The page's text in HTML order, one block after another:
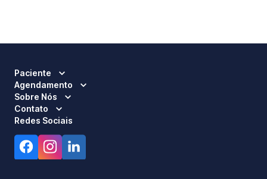
Paciente
Agendamento
Sobre Nós
Contato
Redes Sociais